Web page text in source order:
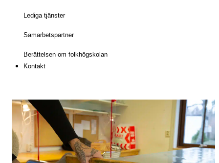
Lediga tjänster
Samarbetspartner
Berättelsen om folkhögskolan
Kontakt